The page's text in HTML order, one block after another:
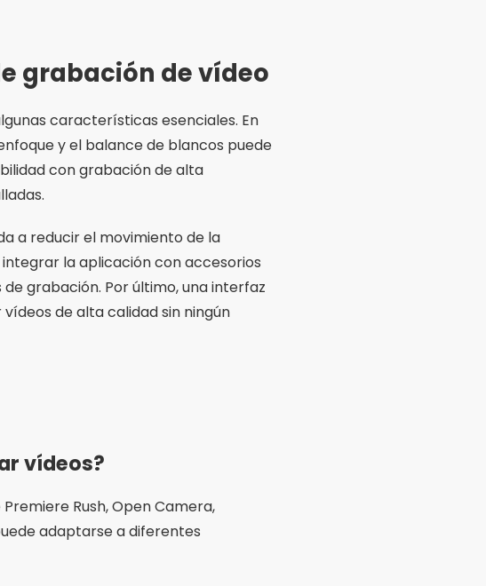
vídeos?
Rush, Open Camera,
adaptarse a diferentes
específica?
de permitir la captura de alta
y la facilidad de uso. Evalúe
herramientas.
mientras que otras, como
las opciones de precios y